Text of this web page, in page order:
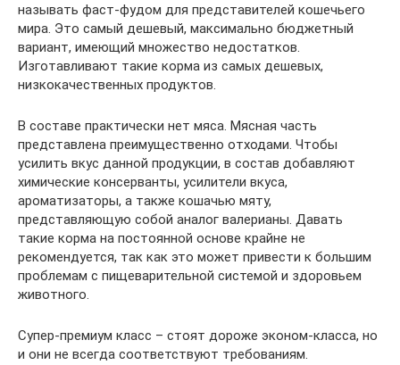
называть фаст-фудом для представителей кошечьего
мира. Это самый дешевый, максимально бюджетный
вариант, имеющий множество недостатков.
Изготавливают такие корма из самых дешевых,
низкокачественных продуктов.
В составе практически нет мяса. Мясная часть
представлена преимущественно отходами. Чтобы
усилить вкус данной продукции, в состав добавляют
химические консерванты, усилители вкуса,
ароматизаторы, а также кошачью мяту,
представляющую собой аналог валерианы. Давать
такие корма на постоянной основе крайне не
рекомендуется, так как это может привести к большим
проблемам с пищеварительной системой и здоровьем
животного.
Супер-премиум класс – стоят дороже эконом-класса, но
и они не всегда соответствуют требованиям.